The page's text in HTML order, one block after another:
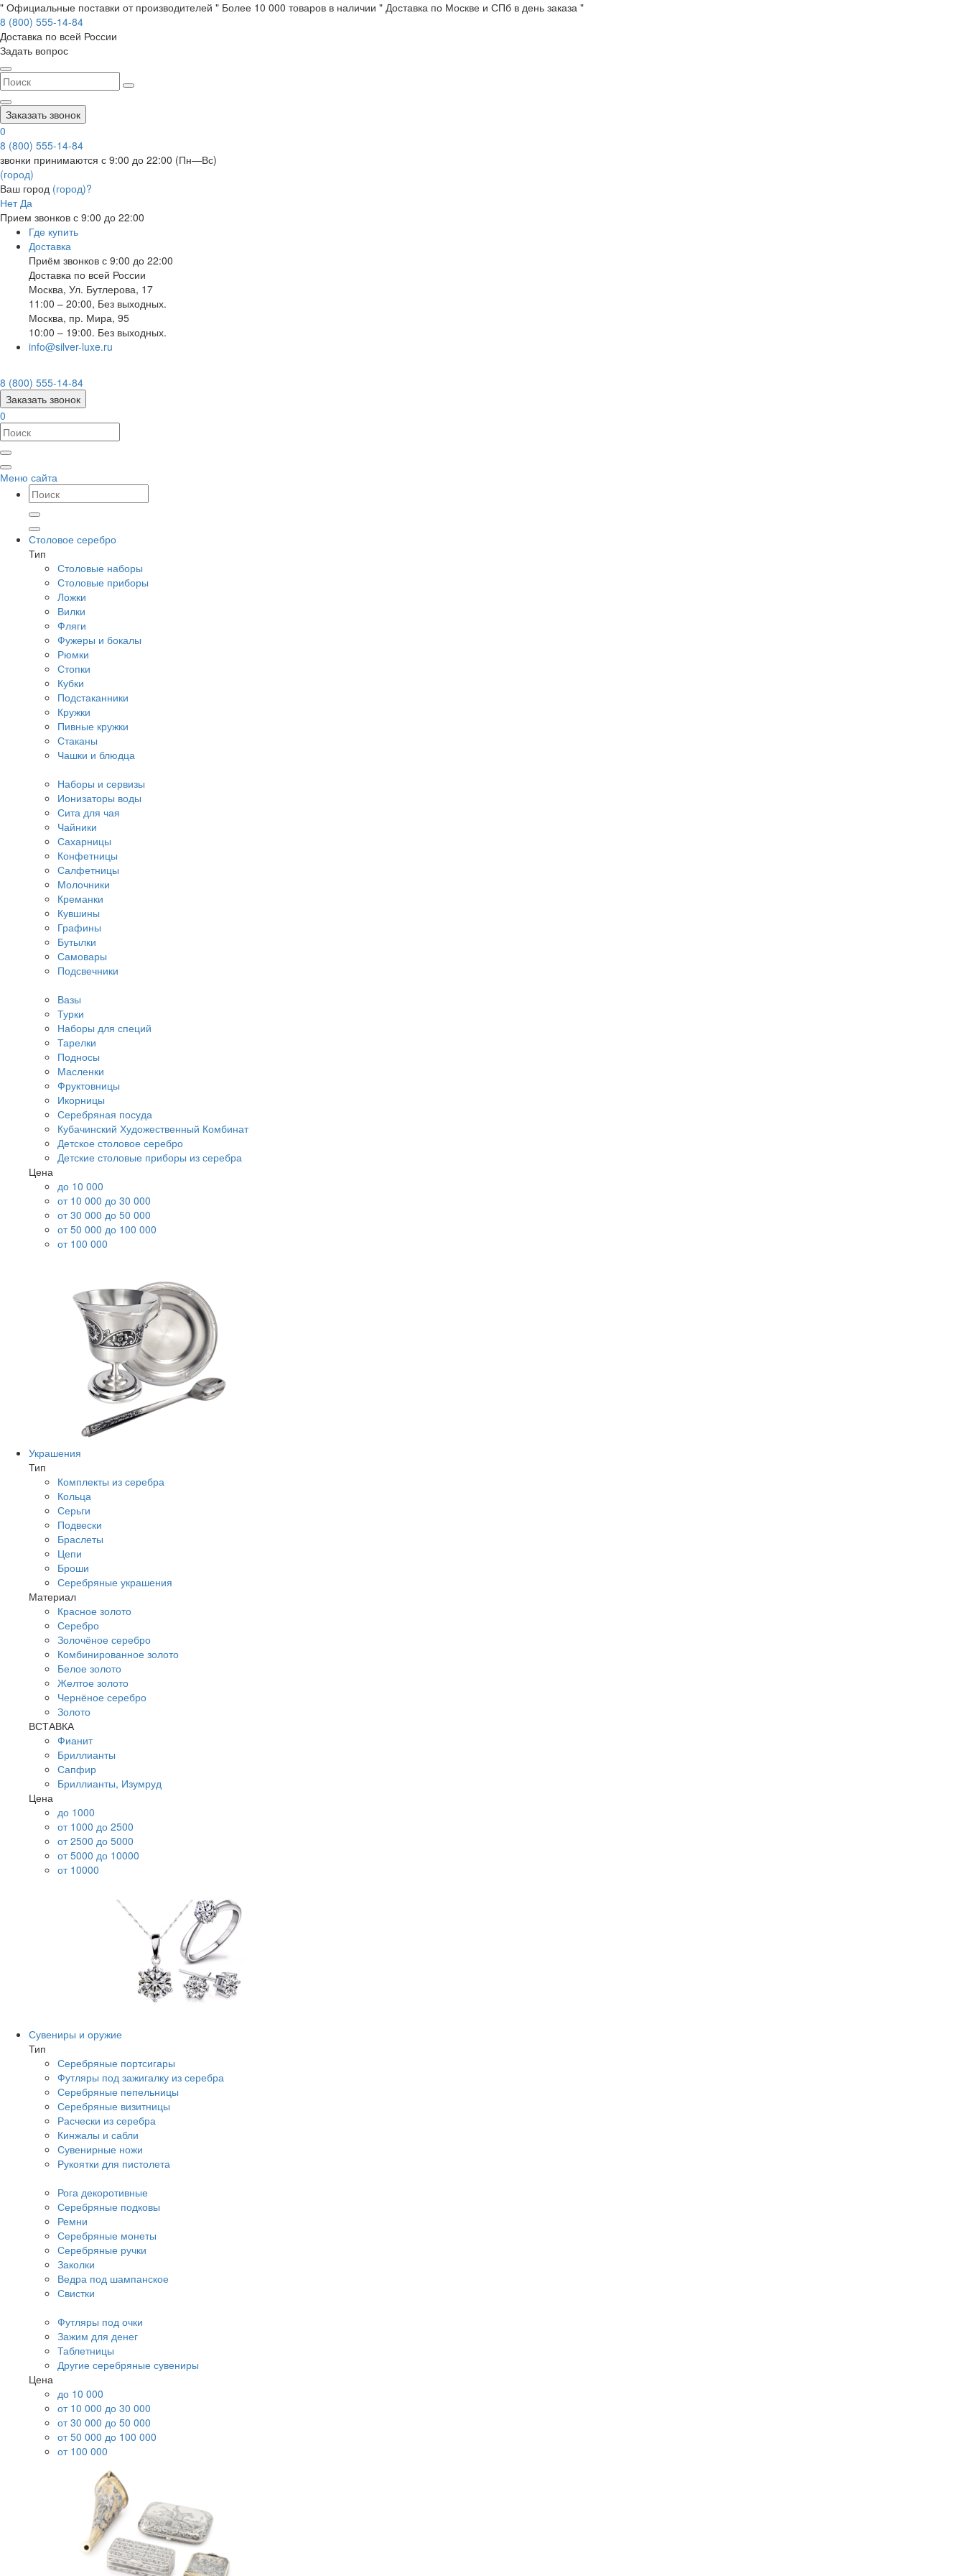
" Официальные поставки от производителей " Более 10 000 товаров в наличии " Доставка по Москве и СПб в день заказа "
8 (800) 555-14-84
Доставка по всей России
Задать вопрос
Заказать звонок
0
8 (800) 555-14-84
звонки принимаются с 9:00 до 22:00 (Пн—Вс)
(город)
Ваш город (город)?
Нет Да
Прием звонков с 9:00 до 22:00
Где купить
Доставка
Приём звонков с 9:00 до 22:00
Доставка по всей России
Москва, Ул. Бутлерова, 17
11:00 – 20:00, Без выходных.
Москва, пр. Мира, 95
10:00 – 19:00. Без выходных.
info@silver-luxe.ru
8 (800) 555-14-84
Заказать звонок
0
Меню сайта
Столовое серебро
Тип
Столовые наборы
Столовые приборы
Ложки
Вилки
Фляги
Фужеры и бокалы
Рюмки
Стопки
Кубки
Подстаканники
Кружки
Пивные кружки
Стаканы
Чашки и блюдца
Наборы и сервизы
Ионизаторы воды
Сита для чая
Чайники
Сахарницы
Конфетницы
Салфетницы
Молочники
Креманки
Кувшины
Графины
Бутылки
Самовары
Подсвечники
Вазы
Турки
Наборы для специй
Тарелки
Подносы
Масленки
Фруктовницы
Икорницы
Серебряная посуда
Кубачинский Художественный Комбинат
Детское столовое серебро
Детские столовые приборы из серебра
Цена
до 10 000
от 10 000 до 30 000
от 30 000 до 50 000
от 50 000 до 100 000
от 100 000
Украшения
Тип
Комплекты из серебра
Кольца
Серьги
Подвески
Браслеты
Цепи
Броши
Серебряные украшения
Материал
Красное золото
Серебро
Золочёное серебро
Комбинированное золото
Белое золото
Желтое золото
Чернёное серебро
Золото
ВСТАВКА
Фианит
Бриллианты
Сапфир
Бриллианты, Изумруд
Цена
до 1000
от 1000 до 2500
от 2500 до 5000
от 5000 до 10000
от 10000
Сувениры и оружие
Тип
Серебряные портсигары
Футляры под зажигалку из серебра
Серебряные пепельницы
Серебряные визитницы
Расчески из серебра
Кинжалы и сабли
Сувенирные ножи
Рукоятки для пистолета
Рога декоротивные
Серебряные подковы
Ремни
Серебряные монеты
Серебряные ручки
Заколки
Ведра под шампанское
Свистки
Футляры под очки
Зажим для денег
Таблетницы
Другие серебряные сувениры
Цена
до 10 000
от 10 000 до 30 000
от 30 000 до 50 000
от 50 000 до 100 000
от 100 000